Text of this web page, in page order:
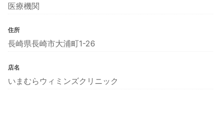
医療機関
住所
長崎県長崎市大浦町1-26
店名
いまむらウィミンズクリニック